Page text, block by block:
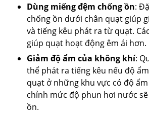
Dùng miếng đệm chống ồn:
chống ồn dưới chân quạt giúp
và tiếng kêu phát ra từ quạt.
giúp quạt hoạt động êm ái hơn.
Giảm độ ẩm của không khí:
thể phát ra tiếng kêu nếu độ
quạt ở những khu vực có độ
chỉnh mức độ phun hơi nước
ồn.